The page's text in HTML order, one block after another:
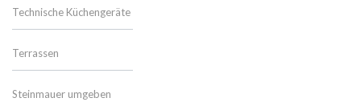
Technische Küchengeräte
Terrassen
Steinmauer umgeben